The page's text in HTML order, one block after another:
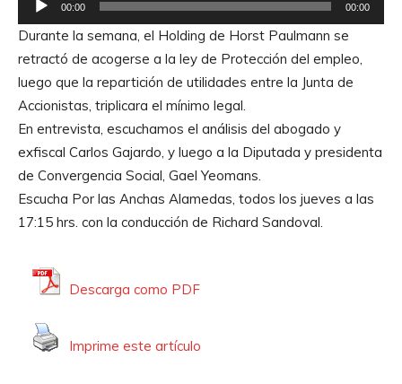
e
p
r
o
d
u
c
t
o
r
00:00 00:00
Durante la semana, el Holding de Horst Paulmann se
retractó de acogerse a la ley de Protección del empleo,
luego que la repartición de utilidades entre la Junta de
Accionistas, triplicara el mínimo legal.
En entrevista, escuchamos el análisis del abogado y
exfiscal Carlos Gajardo, y luego a la Diputada y presidenta
de Convergencia Social, Gael Yeomans.
Escucha Por las Anchas Alamedas, todos los jueves a las
17:15 hrs. con la conducción de Richard Sandoval.
Descarga como PDF
Imprime este artículo